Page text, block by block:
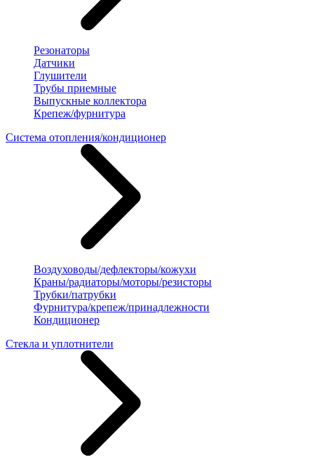
Резонаторы
Датчики
Глушители
Трубы приемные
Выпускные коллектора
Крепеж/фурнитура
Система отопления/кондиционер
Воздуховоды/дефлекторы/кожухи
Краны/радиаторы/моторы/резисторы
Трубки/патрубки
Фурнитура/крепеж/принадлежности
Кондиционер
Стекла и уплотнители